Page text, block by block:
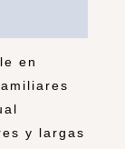
en
y largas